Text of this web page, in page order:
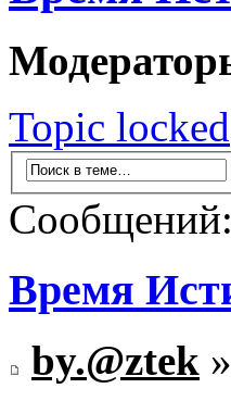
Topic locked
Время
by.@ztek